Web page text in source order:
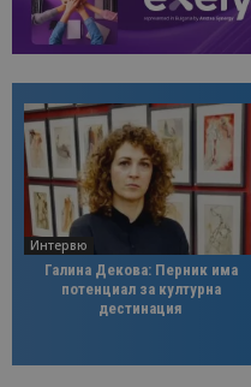
Интервю
Галина Декова: Перник има
потенциал за културна
дестинация